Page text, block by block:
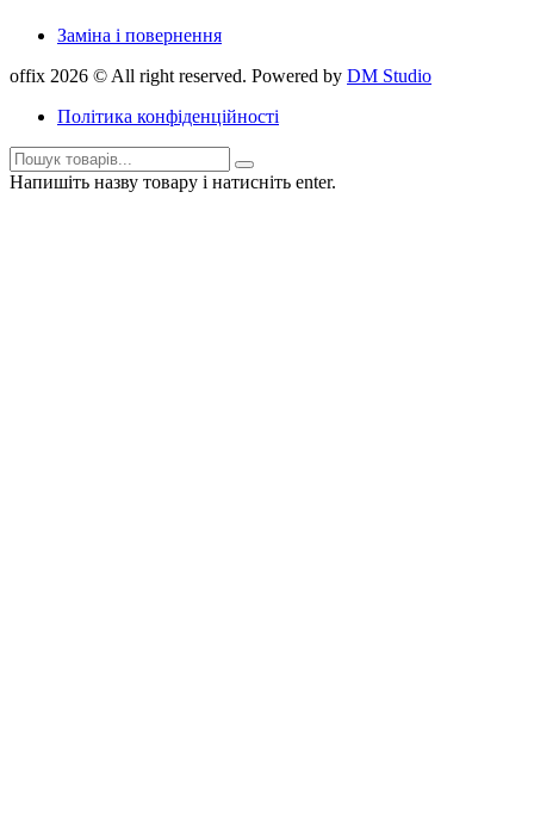
Заміна і повернення
offix 2026 © All right reserved. Powered by DM Studio
Політика конфіденційності
Напишіть назву товару і натисніть enter.